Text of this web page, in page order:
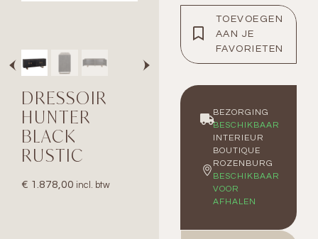
DRESSOIR
HUNTER
BLACK
RUSTIC
€ 1.878,00 incl. btw
TOEVOEGEN
AAN JE
FAVORIETEN
BEZORGING
BESCHIKBAAR
INTERIEUR
BOUTIQUE
ROZENBURG
BESCHIKBAAR
VOOR
AFHALEN